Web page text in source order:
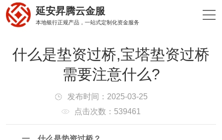
延安昇腾云金服
本地银行正规产品，一站式定制化资金服务
什么是垫资过桥,宝塔垫资过桥
需要注意什么?
发布时间：2025-03-25
点击次数：539461